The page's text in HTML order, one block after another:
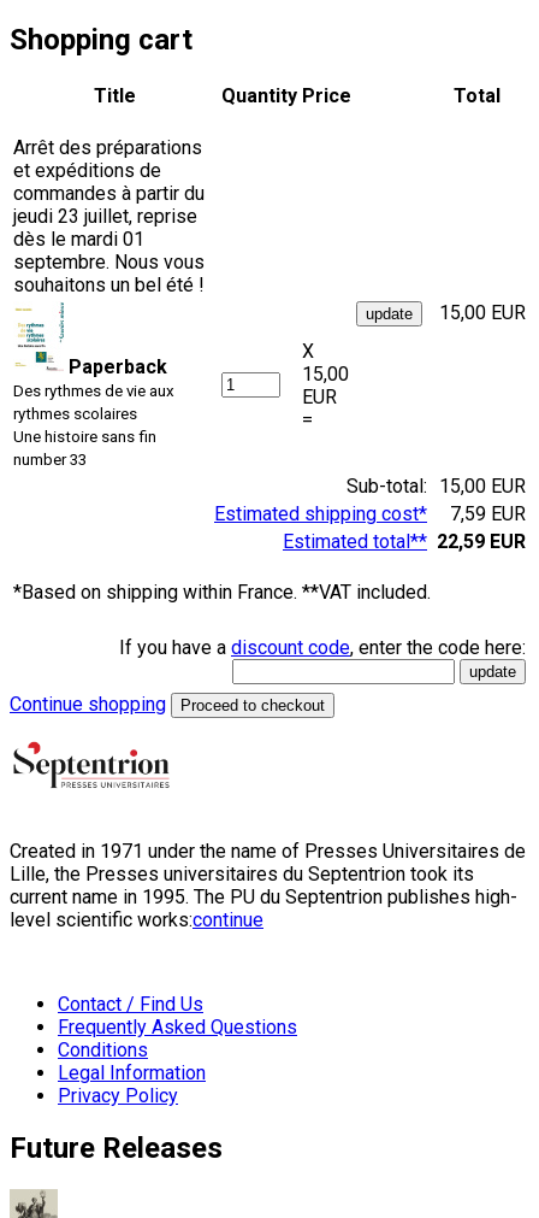
Shopping cart
Arrêt des préparations
et expéditions de
commandes à partir du
jeudi 23 juillet, reprise
dès le mardi 01
septembre. Nous vous
souhaitons un bel été !
Title Quantity Price Total
Paperback
Des rythmes de vie aux
rythmes scolaires
Une histoire sans fin
number 33
X
15,00
EUR
=
15,00 EUR
Sub-total:
15,00 EUR
Estimated shipping cost*
7,59 EUR
Estimated total** 22,59 EUR
*Based on shipping within France. **VAT included.
If you have a discount code, enter the code here:
Continue shopping Proceed to checkout
Created in 1971 under the name of Presses Universitaires de
Lille, the Presses universitaires du Septentrion took its
current name in 1995. The PU du Septentrion publishes high-
level scientific works:continue
Contact / Find Us
Frequently Asked Questions
Conditions
Legal Information
Privacy Policy
Future Releases